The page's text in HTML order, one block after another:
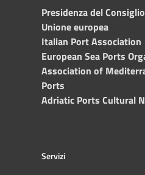
Presidenza del
Unione europea
Italian Port Association
European Sea Ports
Association of
Ports
Adriatic Ports Cultural
Servizi